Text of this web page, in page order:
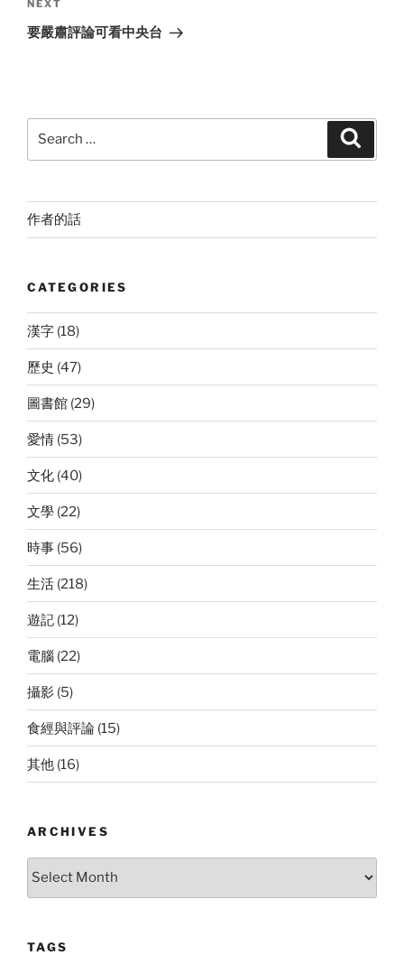
Next
Post
NEXT
要嚴肅評論可看中央台
作者的話
CATEGORIES
漢字 (18)
歷史 (47)
圖書館 (29)
愛情 (53)
文化 (40)
文學 (22)
時事 (56)
生活 (218)
遊記 (12)
電腦 (22)
攝影 (5)
食經與評論 (15)
其他 (16)
ARCHIVES
Archives
TAGS